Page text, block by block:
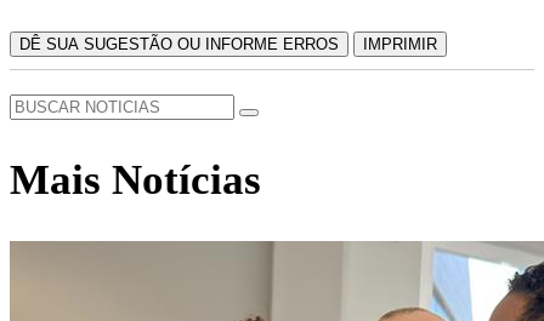
DÊ SUA SUGESTÃO OU INFORME ERROS IMPRIMIR
Mais Notícias